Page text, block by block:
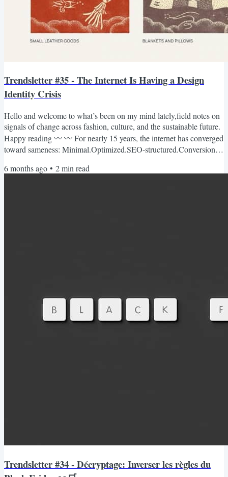
Trendsletter #35 - The Internet Is Having a Design
Identity Crisis
Hello and welcome to what’s been on my mind lately,field notes on
signals of change across fashion, culture, and the sustainable future.
Happy reading 〰️ 〰️ For nearly 15 years, the internet has converged
toward sameness: Minimal.Optimized.SEO-structured.Conversion-
recently, I’ve started noticing a shift. DEEP-DIVE WITH ME Some
6 months ago • 2min read
Trendsletter #34 - Décryptage: Inverser les règles du